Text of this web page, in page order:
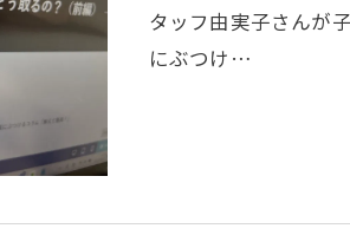
タッフ由実子さんが
にぶつけ…